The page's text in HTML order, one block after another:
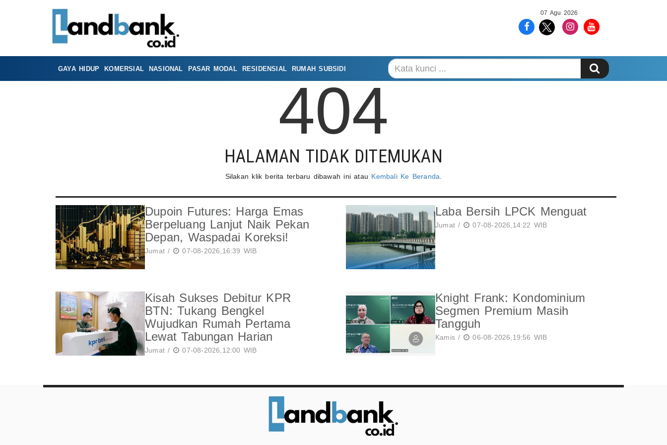
07 Agu 2026
GAYA HIDUP KOMERSIAL NASIONAL PASAR MODAL RESIDENSIAL RUMAH SUBSIDI
404
HALAMAN TIDAK DITEMUKAN
Silakan klik berita terbaru dibawah ini atau Kembali Ke Beranda
Dupoin Futures: Harga Emas
Berpeluang Lanjut Naik Pekan
Depan, Waspadai Koreksi!
Jumat / 07-08-2026,16:39 WIB
Laba Bersih LPCK Menguat
Jumat / 07-08-2026,14:22 WIB
Kisah Sukses Debitur KPR
BTN: Tukang Bengkel
Wujudkan Rumah Pertama
Lewat Tabungan Harian
Jumat / 07-08-2026,12:00 WIB
Knight Frank: Kondominium
Segmen Premium Masih
Tangguh
Kamis / 06-08-2026,19:56 WIB